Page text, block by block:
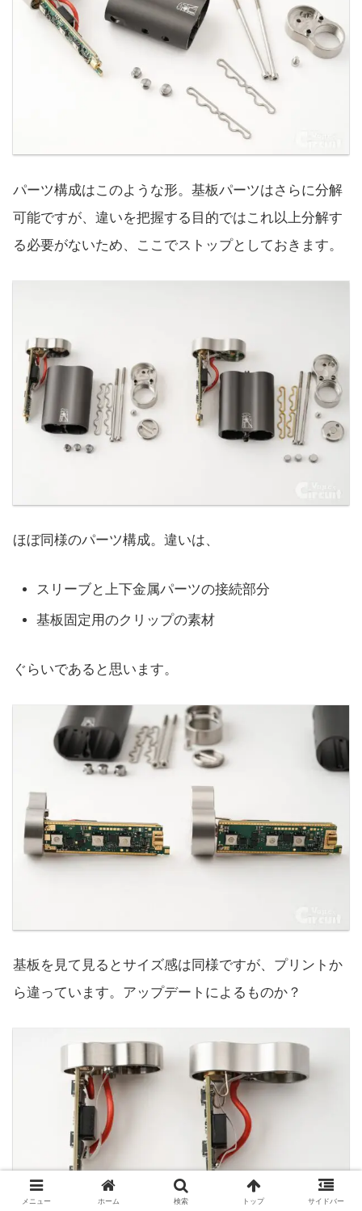
パーツ構成はこのような形。基板パーツはさらに分解
可能ですが、違いを把握する目的ではこれ以上分解す
る必要がないため、ここでストップとしておきます。
ほぼ同様のパーツ構成。違いは、
スリーブと上下金属パーツの接続部分
基板固定用のクリップの素材
ぐらいであると思います。
基板を見て見るとサイズ感は同様ですが、プリントか
ら違っています。アップデートによるものか？
メニュー ホーム 検索 トップ サイドバー